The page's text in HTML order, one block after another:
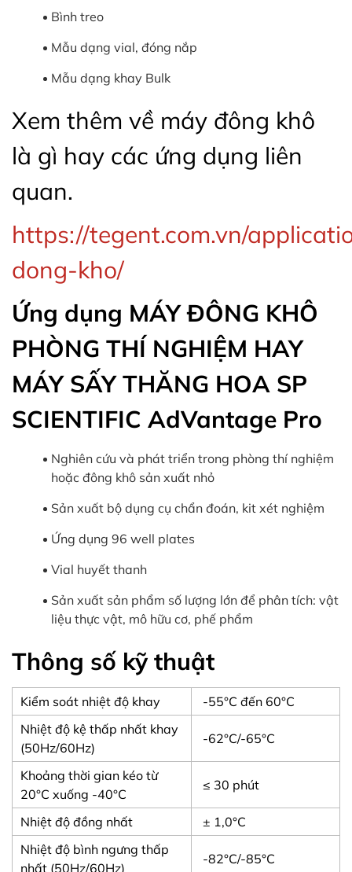
Bình treo
Mẫu dạng vial, đóng nắp
Mẫu dạng khay Bulk
Xem thêm về máy đông khô
là gì hay các ứng dụng liên
quan.
https://tegent.com.vn/
dong-kho/
Ứng dụng MÁY ĐÔNG KHÔ
PHÒNG THÍ NGHIỆM HAY
MÁY SẤY THĂNG HOA SP
SCIENTIFIC AdVantage Pro
Nghiên cứu và phát triển trong phòng thí nghiệm
hoặc đông khô sản xuất nhỏ
Sản xuất bộ dụng cụ chẩn đoán, kit xét nghiệm
Ứng dụng 96 well plates
Vial huyết thanh
Sản xuất sản phẩm số lượng lớn để phân tích: vật
liệu thực vật, mô hữu cơ, phế phẩm
Thông số kỹ thuật
Kiểm soát nhiệt độ khay
-55°C đến 60°C
Nhiệt độ kệ thấp nhất khay
(50Hz/60Hz)
-62°C/-65°C
Khoảng thời gian kéo từ
20°C xuống -40°C
≤ 30 phút
Nhiệt độ đồng nhất
± 1,0°C
Nhiệt độ bình ngưng thấp
nhất (50Hz/60Hz)
-82°C/-85°C